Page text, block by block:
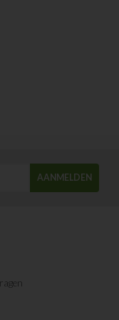
AANMELDEN